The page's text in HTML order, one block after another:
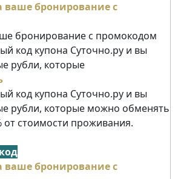
бронирование с промокодом
код купона Суточно.ру и вы
рубли, которые
код купона Суточно.ру и вы
рубли, которые можно обменять
от стоимости проживания.